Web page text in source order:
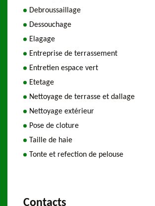
Debroussaillage
Dessouchage
Elagage
Entreprise de terrassement
Entretien espace vert
Etetage
Nettoyage de terrasse et dallage
Nettoyage extérieur
Pose de cloture
Taille de haie
Tonte et refection de pelouse
Contacts